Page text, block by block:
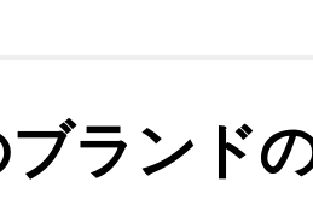
ブランド